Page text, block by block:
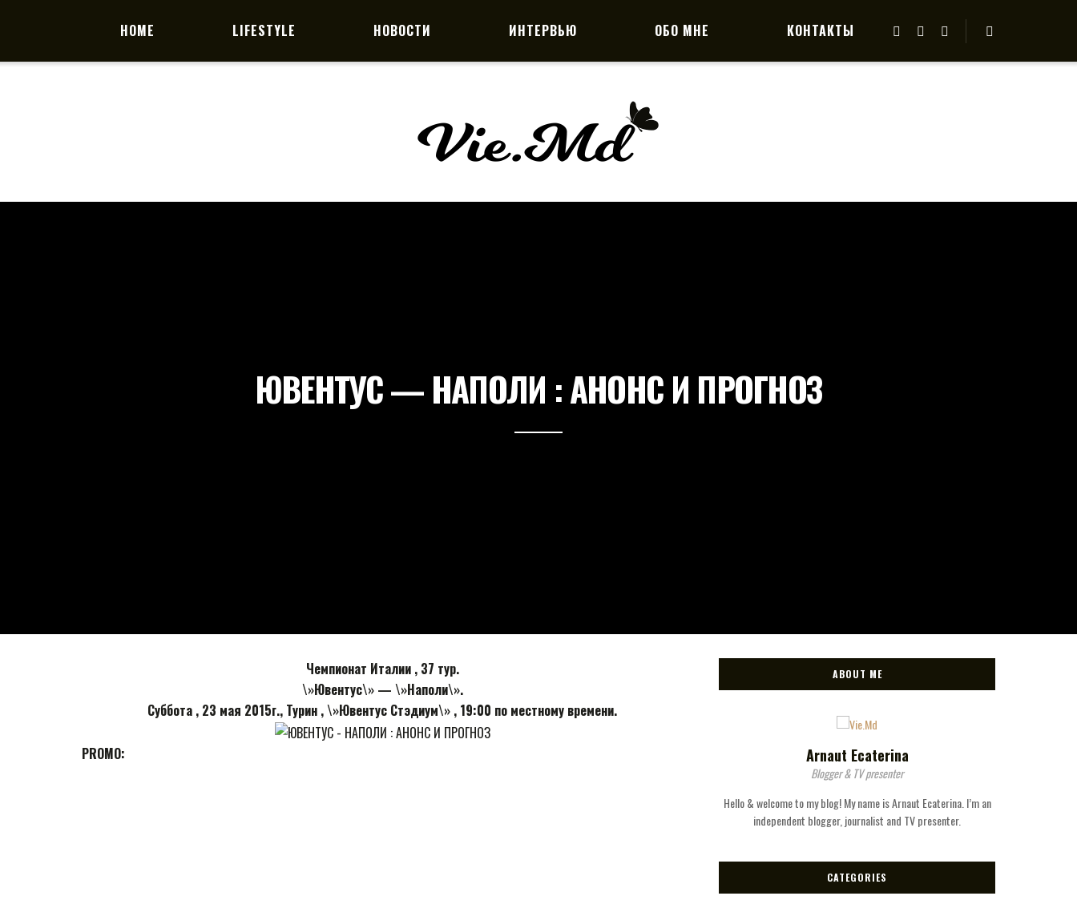
HOME LIFESTYLE НОВОСТИ ИНТЕРВЬЮ ОБО МНЕ КОНТАКТЫ
ЮВЕНТУС — НАПОЛИ : АНОНС И ПРОГНОЗ
Чемпионат Италии , 37 тур.
\»Ювентус\» — \»Наполи\».
Суббота , 23 мая 2015г., Турин , \»Ювентус Стэдиум\» , 19:00 по местному времени.
PROMO:
ABOUT ME
Arnaut Ecaterina
Blogger & TV presenter
Hello & welcome to my blog! My name is Arnaut Ecaterina. I’m an
independent blogger, journalist and TV presenter.
CATEGORIES